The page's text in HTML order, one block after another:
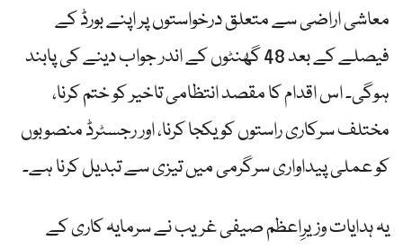
معاشی اراضی سے متعلق درخواستوں پر اپنے بورڈ کے
فیصلے کے بعد 48 گھنٹوں کے اندر جواب دینے کی پابند
ہوگی۔ اس اقدام کا مقصد انتظامی تاخیر کو ختم کرنا،
مختلف سرکاری راستوں کو یکجا کرنا، اور رجسٹرڈ منصوبوں
کو عملی پیداواری سرگرمی میں تیزی سے تبدیل کرنا ہے۔
یہ ہدایات وزیرِاعظم صیفی غریب نے سرمایہ کاری کے